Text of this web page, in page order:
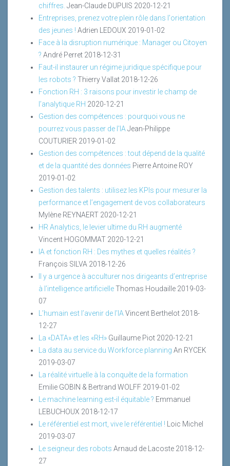
chiffres. Jean-Claude DUPUIS 2020-12-21
Entreprises, prenez votre plein rôle dans l'orientation
des jeunes ! Adrien LEDOUX 2019-01-02
Face à la disruption numérique : Manager ou Citoyen
? André Perret 2018-12-31
Faut-il instaurer un régime juridique spécifique pour
les robots ? Thierry Vallat 2018-12-26
Fonction RH : 3 raisons pour investir le champ de
l’analytique RH 2020-12-21
Gestion des compétences : pourquoi vous ne
pourrez vous passer de l'IA Jean-Philippe
COUTURIER 2019-01-02
Gestion des compétences : tout dépend de la qualité
et de la quantité des données Pierre Antoine ROY
2019-01-02
Gestion des talents : utilisez les KPIs pour mesurer la
performance et l’engagement de vos collaborateurs
Mylène REYNAERT 2020-12-21
HR Analytics, le levier ultime du RH augmenté
Vincent HOGOMMAT 2020-12-21
IA et fonction RH : Des mythes et quelles réalités ?
François SILVA 2018-12-26
Il y a urgence à acculturer nos dirigeants d’entreprise
à l’intelligence artificielleThomas Houdaille 2019-03-
07
L’humain est l’avenir de l’IA Vincent Berthelot 2018-
12-27
La «DATA» et les «RH» Guillaume Piot 2020-12-21
La data au service du Workforce planning An RYCEK
2019-03-07
La réalité virtuelle à la conquête de la formation
Emilie GOBIN & Bertrand WOLFF 2019-01-02
Le machine learning est-il équitable ? Emmanuel
LEBUCHOUX 2018-12-17
Le référentiel est mort, vive le référentiel !
Loic Michel
2019-03-07
Le seigneur des robots Arnaud de Lacoste 2018-12-
27